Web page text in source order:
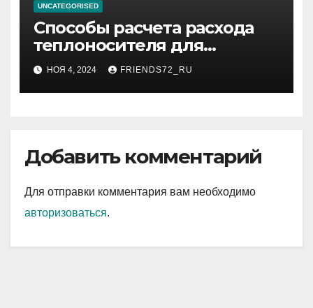
UNCATEGORISED
Способы расчета расхода
теплоносителя для
системы отопления
НОЯ 4, 2024 FRIENDS72_RU
Добавить комментарий
Для отправки комментария вам необходимо
авторизоваться.